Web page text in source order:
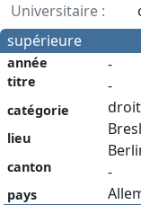
Universitaire :
supérieure
année
titre
catégorie
lieu
canton
pays
-
-
droit
-